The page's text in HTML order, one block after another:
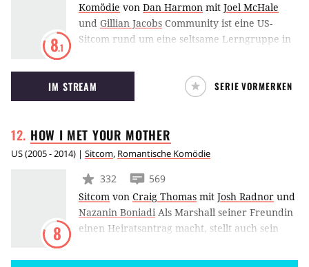
8.1
Komödie von Dan Harmon mit Joel McHale
und Gillian Jacobs Community ist eine US-
Sitcom rund um eine seltsame Lerngruppe in
ihren zahlreichen popkulturellen und
filmischen Anspielungen, die besonders in der
Figur des Ahbed zum Ausdruck kommen.
der Serie als fiktive Vorgänge in einer
Fernsehserie zu beurteilen.
IM STREAM SERIE VORMERKEN
HOW I MET YOUR MOTHER
US(2005 - 2014) | Sitcom, Romantische Komödie
8
332
569
Sitcom von Craig Thomas mit Josh Radnor und
Nazanin Boniadi Als Marshall seiner Freundin
einen Heiratsantrag macht, stellt auch sein
Frau fehlt, mit der er eine Familie gründen